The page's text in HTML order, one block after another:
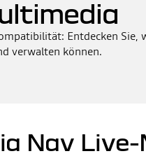
Entdecken Sie,
verwalten können.
Nav